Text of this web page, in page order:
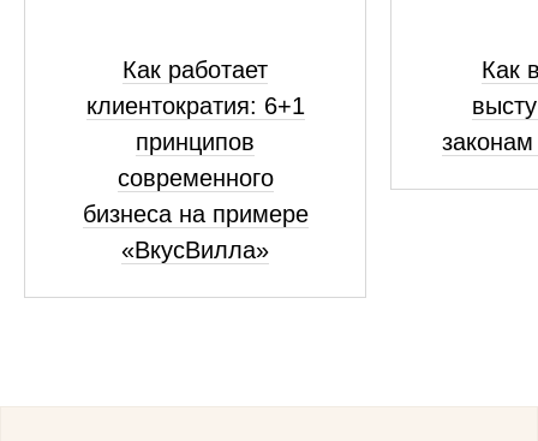
Как работает
клиентократия: 6+1
принципов
современного
бизнеса на примере
«ВкусВилла»
Как